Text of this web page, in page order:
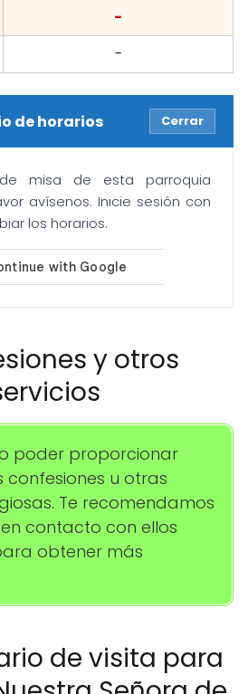
-
-
de horarios Cerrar
misa de esta parroquia
avísenos. Inicie sesión con
los horarios.
y otros
poder proporcionar
u otras
Te recomendamos
contacto con ellos
obtener más
de visita para